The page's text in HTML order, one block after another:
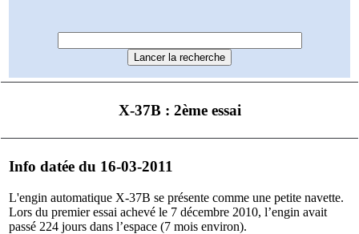
X-37B : 2ème essai
Info datée du 16-03-2011
L'engin automatique X-37B se présente comme une petite navette.
Lors du premier essai achevé le 7 décembre 2010, l’engin avait
passé 224 jours dans l’espace (7 mois environ).